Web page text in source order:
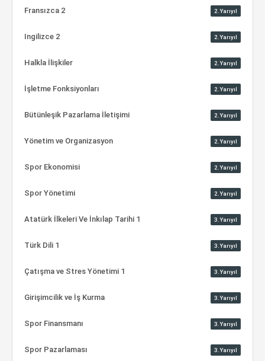
Fransızca 2 2.Yarıyıl
Ingilizce 2 2.Yarıyıl
Halkla İlişkiler 2.Yarıyıl
İşletme Fonksiyonları 2.Yarıyıl
Bütünleşik Pazarlama İletişimi 2.Yarıyıl
Yönetim ve Organizasyon 2.Yarıyıl
Spor Ekonomisi 2.Yarıyıl
Spor Yönetimi 2.Yarıyıl
Atatürk İlkeleri Ve İnkılap Tarihi 1 3.Yarıyıl
Türk Dili 1 3.Yarıyıl
Çatışma ve Stres Yönetimi 1 3.Yarıyıl
Girişimcilik ve İş Kurma 3.Yarıyıl
Spor Finansmanı 3.Yarıyıl
Spor Pazarlaması 3.Yarıyıl